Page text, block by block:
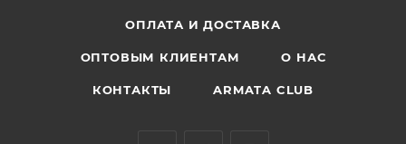
ОПЛАТА И ДОСТАВКА
ОПТОВЫМ КЛИЕНТАМ О НАС
КОНТАКТЫ ARMATA CLUB